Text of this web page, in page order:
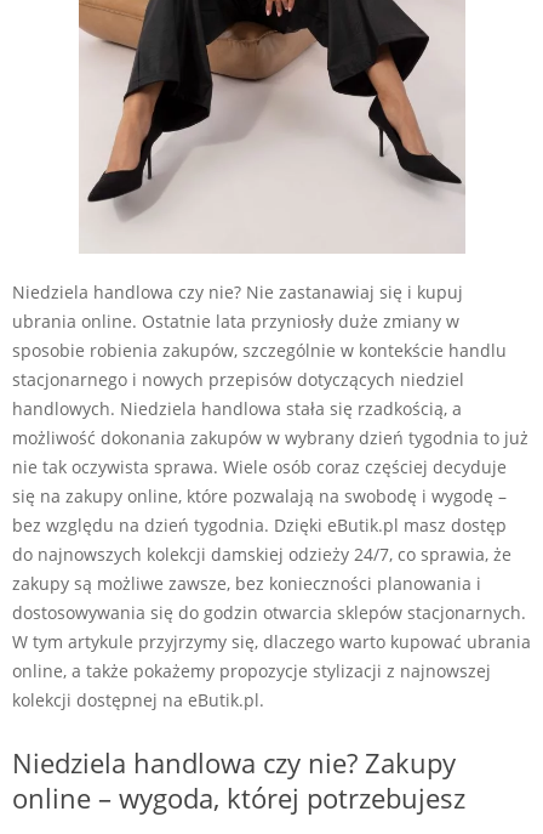
Niedziela handlowa czy nie? Nie zastanawiaj się i kupuj
ubrania online. Ostatnie lata przyniosły duże zmiany w
sposobie robienia zakupów, szczególnie w kontekście handlu
stacjonarnego i nowych przepisów dotyczących niedziel
handlowych. Niedziela handlowa stała się rzadkością, a
możliwość dokonania zakupów w wybrany dzień tygodnia to już
nie tak oczywista sprawa. Wiele osób coraz częściej decyduje
się na zakupy online, które pozwalają na swobodę i wygodę –
bez względu na dzień tygodnia. Dzięki eButik.pl masz dostęp
do najnowszych kolekcji damskiej odzieży 24/7, co sprawia, że
zakupy są możliwe zawsze, bez konieczności planowania i
dostosowywania się do godzin otwarcia sklepów stacjonarnych.
W tym artykule przyjrzymy się, dlaczego warto kupować ubrania
online, a także pokażemy propozycje stylizacji z najnowszej
kolekcji dostępnej na eButik.pl.
Niedziela handlowa czy nie? Zakupy
online – wygoda, której potrzebujesz